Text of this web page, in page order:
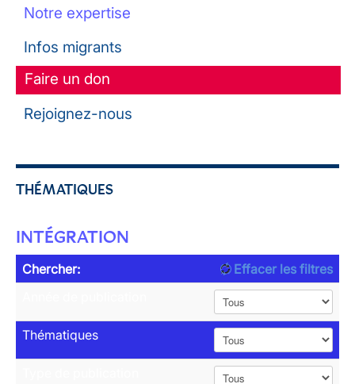
Notre expertise
Infos migrants
Faire un don
Rejoignez-nous
THÉMATIQUES
INTÉGRATION
Chercher:
Effacer les filtres
Thématiques